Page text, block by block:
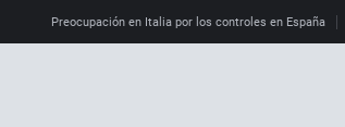
Preocupación en Italia por los controles en España